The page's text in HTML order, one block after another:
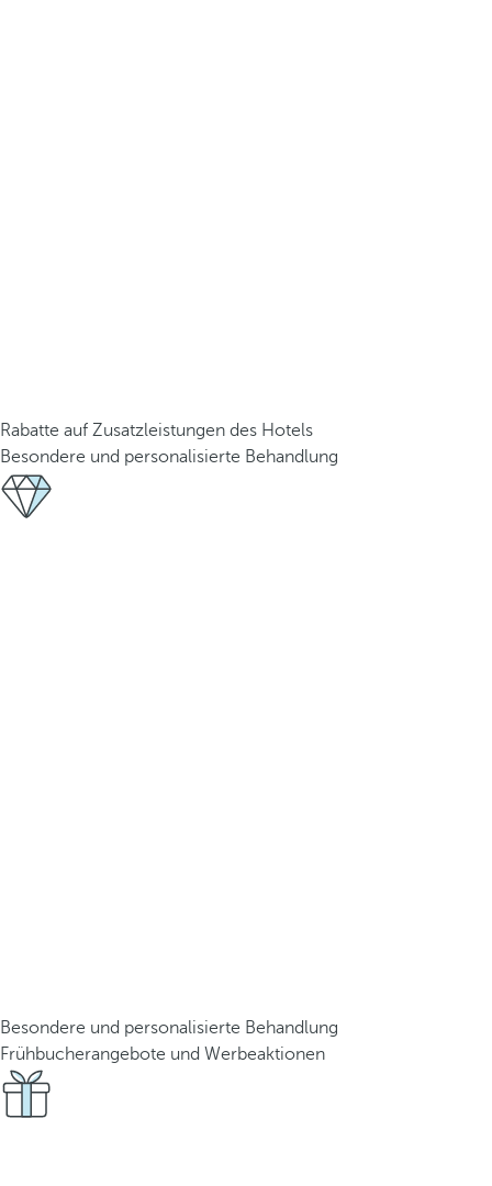
Rabatte auf Zusatzleistungen des Hotels
Besondere und personalisierte Behandlung
Besondere und personalisierte Behandlung
Frühbucherangebote und Werbeaktionen